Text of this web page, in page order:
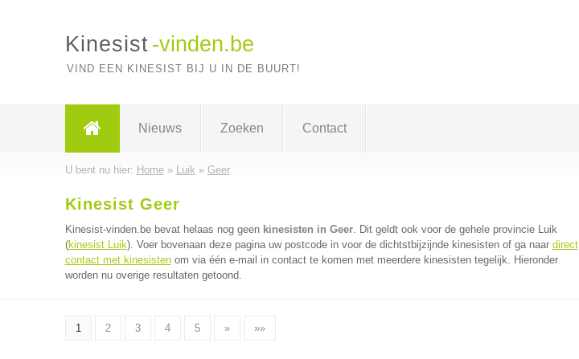
Kinesist -vinden.be
VIND EEN KINESIST BIJ U IN DE BUURT!
Nieuws Zoeken Contact
U bent nu hier: Home» Luik » Geer
Kinesist Geer
Kinesist-vinden.be bevat helaas nog geen kinesisten in Geer. Dit geldt ook voor de gehele provincie Luik
(kinesist Luik). Voer bovenaan deze pagina uw postcode in voor de dichtstbijzijnde kinesisten of ga naar direct
contact met kinesistenom via één e-mail in contact te komen met meerdere kinesisten tegelijk. Hieronder
worden nu overige resultaten getoond.
1 2 3 4 5 » »»